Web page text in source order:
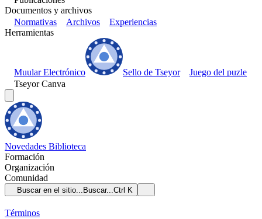
Documentos y archivos
Normativas
Archivos
Experiencias
Herramientas
Muular Electrónico Sello de Tseyor
Juego del puzle
Tseyor Canva
Novedades Biblioteca
Formación
Organización
Comunidad
Buscar en el sitio... Buscar...Ctrl K
Términos